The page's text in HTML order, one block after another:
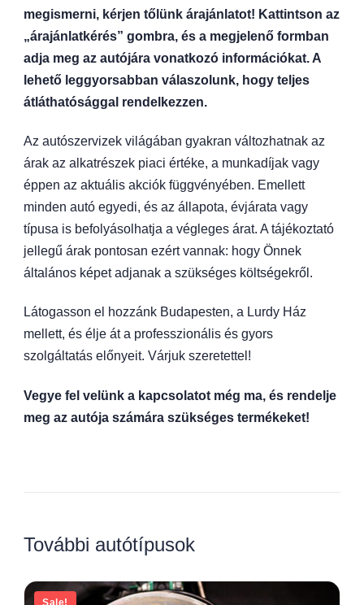
megismerni, kérjen tőlünk árajánlatot! Kattintson az
„árajánlatkérés” gombra, és a megjelenő formban
adja meg az autójára vonatkozó információkat. A
lehető leggyorsabban válaszolunk, hogy teljes
átláthatósággal rendelkezzen.
Az autószervizek világában gyakran változhatnak az
árak az alkatrészek piaci értéke, a munkadíjak vagy
éppen az aktuális akciók függvényében. Emellett
minden autó egyedi, és az állapota, évjárata vagy
típusa is befolyásolhatja a végleges árat. A tájékoztató
jellegű árak pontosan ezért vannak: hogy Önnek
általános képet adjanak a szükséges költségekről.
Látogasson el hozzánk Budapesten, a Lurdy Ház
mellett, és élje át a professzionális és gyors
szolgáltatás előnyeit. Várjuk szeretettel!
Vegye fel velünk a kapcsolatot még ma, és rendelje
meg az autója számára szükséges termékeket!
További autótípusok
Sale!